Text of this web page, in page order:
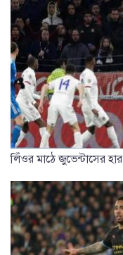
লিঁওর মাঠে জুভেন্টাসের হার